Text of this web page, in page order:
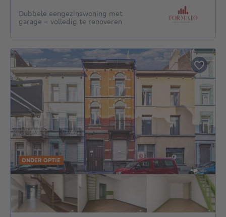
Dubbele eengezinswoning met
garage – volledig te renoveren
ONDER OPTIE